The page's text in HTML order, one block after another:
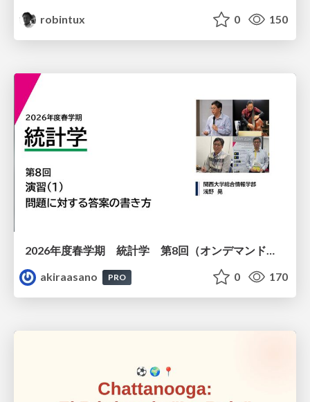
robintux
0 150
2026年度春学期 統計学 第8回（オンデマンド配信回） 演習（１）・問題に対する答案の書き方 (2026. 5. 21)
akiraasano
PRO 0 170